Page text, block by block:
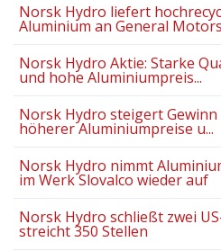
Norsk Hydro liefert
Aluminium an General Motors
Norsk Hydro Aktie: Starke
und hohe Aluminiumpreis...
Norsk Hydro steigert Gewinn
höherer Aluminiumpreise u...
Norsk Hydro nimmt
im Werk Slovalco wieder auf
Norsk Hydro schließt zwei
streicht 350 Stellen